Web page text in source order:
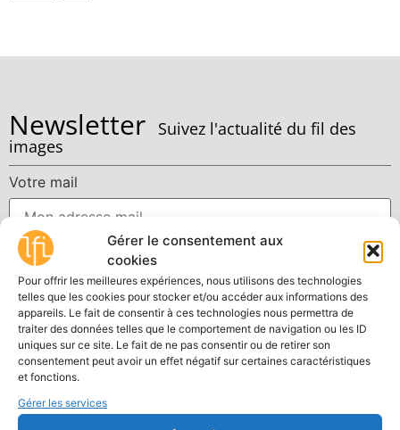
Gérer le consentement aux
cookies
Pour offrir les meilleures expériences, nous utilisons des technologies
telles que les cookies pour stocker et/ou accéder aux informations des
appareils. Le fait de consentir à ces technologies nous permettra de
traiter des données telles que le comportement de navigation ou les ID
uniques sur ce site. Le fait de ne pas consentir ou de retirer son
consentement peut avoir un effet négatif sur certaines caractéristiques
et fonctions.
Gérer les services
Newsletter
Suivez l'actualité du fil des
images
Votre mail
J'ai lu et accepte les termes et les conditions